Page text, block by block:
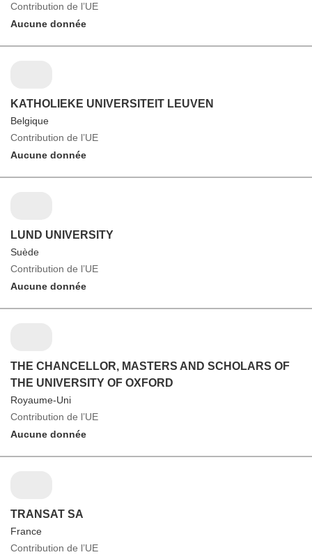
Contribution de l’UE
Aucune donnée
KATHOLIEKE UNIVERSITEIT LEUVEN
Belgique
Contribution de l’UE
Aucune donnée
LUND UNIVERSITY
Suède
Contribution de l’UE
Aucune donnée
THE CHANCELLOR, MASTERS AND SCHOLARS OF
THE UNIVERSITY OF OXFORD
Royaume-Uni
Contribution de l’UE
Aucune donnée
TRANSAT SA
France
Contribution de l’UE